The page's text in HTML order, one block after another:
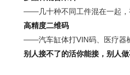
——几十种不同工件混在一起，
高精度二维码
——汽车缸体打VIN码、医疗器
别人接不了的活你能接，别人